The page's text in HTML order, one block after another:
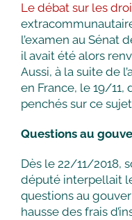
Le débat sur les
l’examen au Sénat
il avait été alors
Aussi, à la suite de
en France, le 19/
penchés sur ce
Questions au
Dès le 22/11/2018,
député interpellait
questions au
hausse des frais